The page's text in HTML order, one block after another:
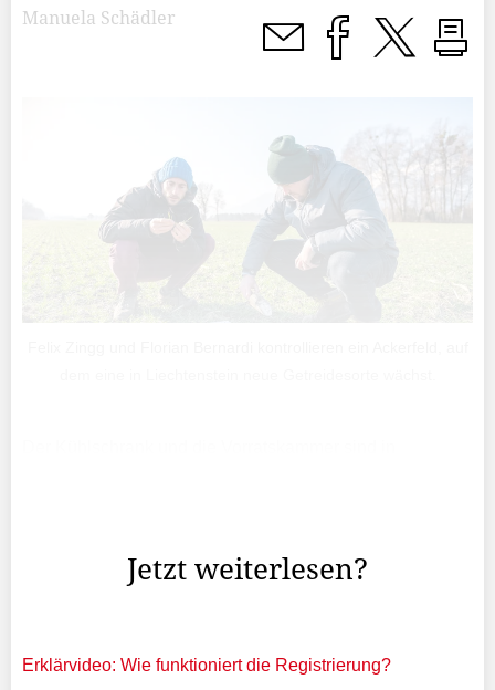
Manuela Schädler
Jetzt weiterlesen?
Erklärvideo: Wie funktioniert die Registrierung?